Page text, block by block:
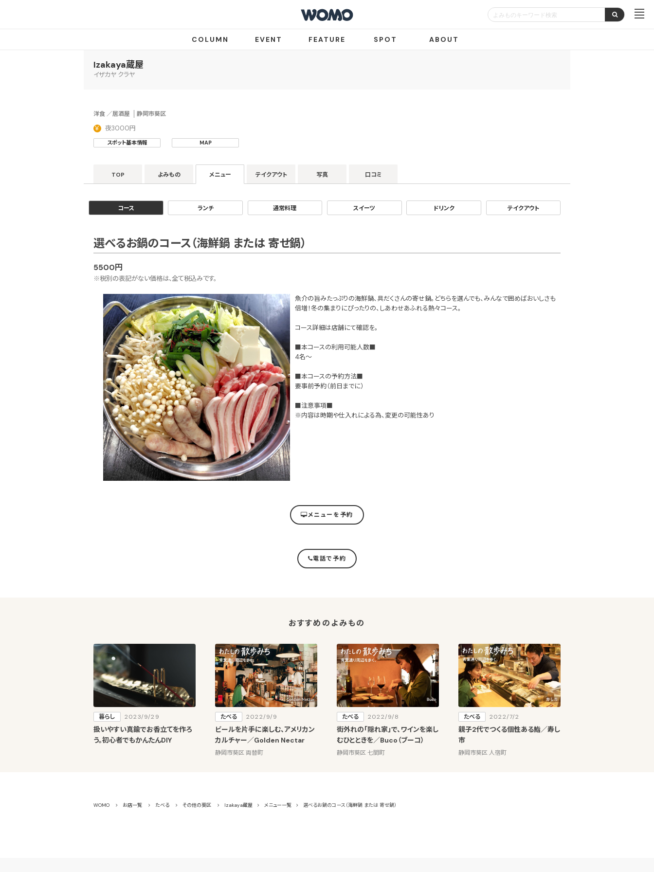
COLUMN EVENT FEATURE SPOT ABOUT
Izakaya蔵屋
イザカヤ クラヤ
洋食 ／居酒屋 静岡市葵区
夜3000円
スポット基本情報 MAP
TOP よみもの メニュー テイクアウト 写真 口コミ
コース ランチ 通常料理 スイーツ ドリンク テイクアウト
選べるお鍋のコース（海鮮鍋 または 寄せ鍋）
5500円
※税別の表記がない価格は、全て税込みです。
魚介の旨みたっぷりの海鮮鍋、具だくさんの寄せ鍋。どちらを選んでも、みんなで囲めばおいしさも
倍増！冬の集まりにぴったりの、しあわせあふれる熱々コース。
コース詳細は店舗にて確認を。
■本コースの利用可能人数■
4名～
■本コースの予約方法■
要事前予約（前日までに）
■注意事項■
※内容は時期や仕入れによる為、変更の可能性あり
メニューを予約
電話で予約
おすすめのよみもの
暮らし 2023/9/29
扱いやすい真鍮でお香立てを作ろ
う。初心者でもかんたんDIY
たべる 2022/9/9
ビールを片手に楽しむ、アメリカン
カルチャー／Golden Nectar
静岡市葵区 両替町
たべる 2022/9/8
街外れの「隠れ家」で、ワインを楽し
むひとときを／Buco（ブーコ）
静岡市葵区 七間町
たべる 2022/7/2
親子2代でつくる個性ある鮨／寿し
市
静岡市葵区 人宿町
WOMO お店一覧 たべる その他の葵区 Izakaya蔵屋 メニュー一覧 選べるお鍋のコース（海鮮鍋 または 寄せ鍋）